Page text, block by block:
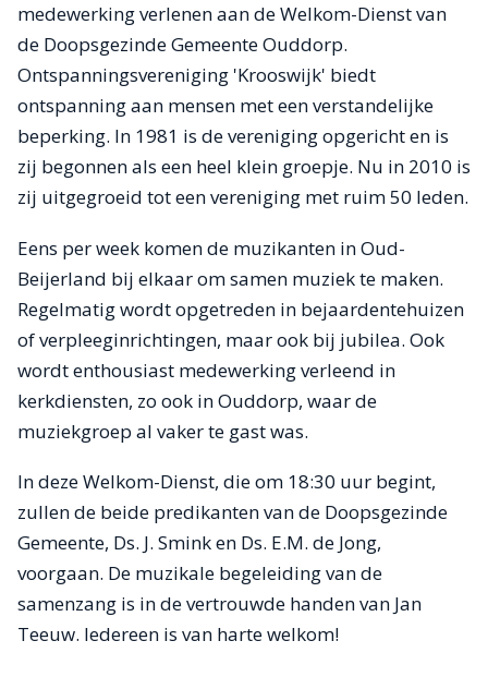
medewerking verlenen aan de Welkom-Dienst van
de Doopsgezinde Gemeente Ouddorp.
Ontspanningsvereniging 'Krooswijk' biedt
ontspanning aan mensen met een verstandelijke
beperking. In 1981 is de vereniging opgericht en is
zij begonnen als een heel klein groepje. Nu in 2010 is
zij uitgegroeid tot een vereniging met ruim 50 leden.
Eens per week komen de muzikanten in Oud-
Beijerland bij elkaar om samen muziek te maken.
Regelmatig wordt opgetreden in bejaardentehuizen
of verpleeginrichtingen, maar ook bij jubilea. Ook
wordt enthousiast medewerking verleend in
kerkdiensten, zo ook in Ouddorp, waar de
muziekgroep al vaker te gast was.
In deze Welkom-Dienst, die om 18:30 uur begint,
zullen de beide predikanten van de Doopsgezinde
Gemeente, Ds. J. Smink en Ds. E.M. de Jong,
voorgaan. De muzikale begeleiding van de
samenzang is in de vertrouwde handen van Jan
Teeuw. Iedereen is van harte welkom!